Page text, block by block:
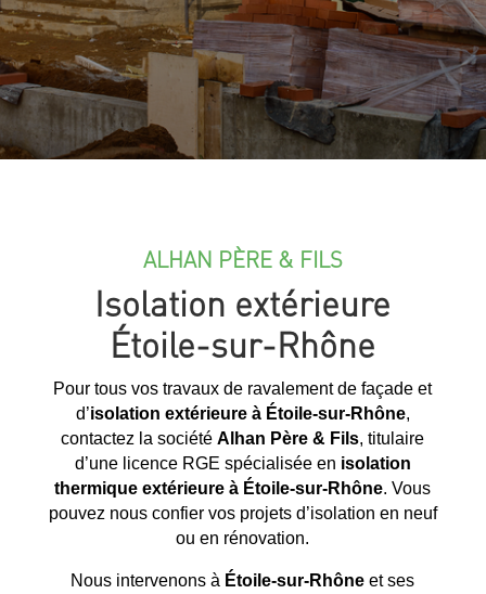
ALHAN PÈRE & FILS
Isolation extérieure
Étoile-sur-Rhône
Pour tous vos travaux de ravalement de façade et
d’isolation extérieure à Étoile-sur-Rhône,
contactez la sociétéAlhan Père & Fils, titulaire
d’une licence RGE spécialisée en isolation
thermique extérieure à Étoile-sur-Rhône. Vous
pouvez nous confier vos projets d’isolation en neuf
ou en rénovation.
Nous intervenons à Étoile-sur-Rhône et ses